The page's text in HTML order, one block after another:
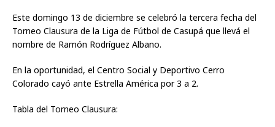
Este domingo 13 de diciembre se celebró la tercera fecha del
Torneo Clausura de la Liga de Fútbol de Casupá que llevá el
nombre de Ramón Rodríguez Albano.
En la oportunidad, el Centro Social y Deportivo Cerro
Colorado cayó ante Estrella América por 3 a 2.
Tabla del Torneo Clausura: